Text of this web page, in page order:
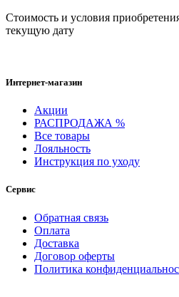
Cтоимость и условия
текущую дату
Интернет-магазин
Акции
РАСПРОДАЖА %
Все товары
Лояльность
Инструкция по уходу
Сервис
Обратная связь
Оплата
Доставка
Договор оферты
Политика